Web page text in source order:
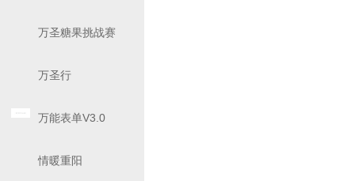
万圣糖果挑战赛
万圣行
万能表单V3.0
情暖重阳